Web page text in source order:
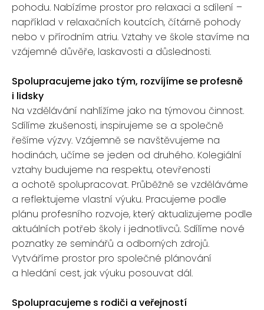
pohodu. Nabízíme prostor pro relaxaci a sdílení –
například v relaxačních koutcích, čítárně pohody
nebo v přírodním atriu. Vztahy ve škole stavíme na
vzájemné důvěře, laskavosti a důslednosti.
Spolupracujeme jako tým, rozvíjíme se profesně
i lidsky
Na vzdělávání nahlížíme jako na týmovou činnost.
Sdílíme zkušenosti, inspirujeme se a společně
řešíme výzvy. Vzájemně se navštěvujeme na
hodinách, učíme se jeden od druhého. Kolegiální
vztahy budujeme na respektu, otevřenosti
a ochotě spolupracovat. Průběžně se vzděláváme
a reflektujeme vlastní výuku. Pracujeme podle
plánu profesního rozvoje, který aktualizujeme podle
aktuálních potřeb školy i jednotlivců. Sdílíme nové
poznatky ze seminářů a odborných zdrojů.
Vytváříme prostor pro společné plánování
a hledání cest, jak výuku posouvat dál.
Spolupracujeme s rodiči a veřejností